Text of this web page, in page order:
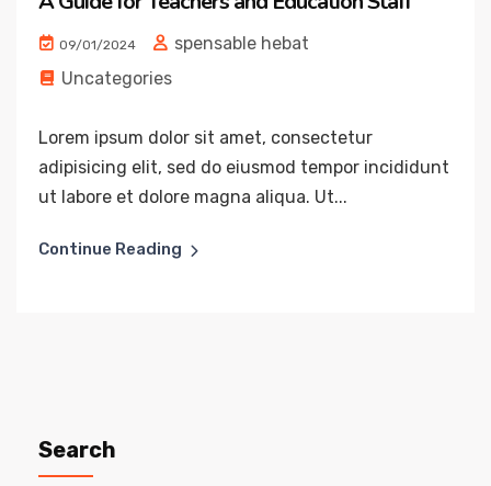
09/01/2024
spensable hebat
Uncategories
Lorem ipsum dolor sit amet, consectetur
adipisicing elit, sed do eiusmod tempor incididunt
ut labore et dolore magna aliqua. Ut...
Continue Reading
Search